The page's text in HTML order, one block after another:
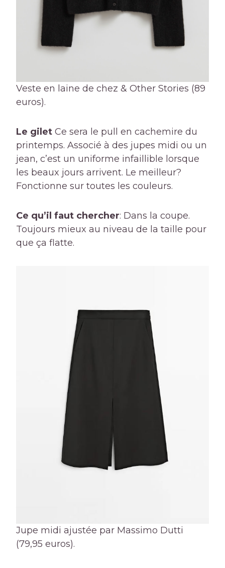
Veste en laine de chez & Other Stories (89
euros).
Le gilet Ce sera le pull en cachemire du
printemps. Associé à des jupes midi ou un
jean, c’est un uniforme infaillible lorsque
les beaux jours arrivent. Le meilleur?
Fonctionne sur toutes les couleurs.
Ce qu’il faut chercher: Dans la coupe.
Toujours mieux au niveau de la taille pour
que ça flatte.
Jupe midi ajustée par Massimo Dutti
(79,95 euros).